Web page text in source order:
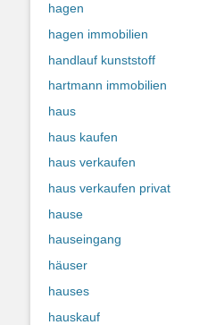
hagen
hagen immobilien
handlauf kunststoff
hartmann immobilien
haus
haus kaufen
haus verkaufen
haus verkaufen privat
hause
hauseingang
häuser
hauses
hauskauf